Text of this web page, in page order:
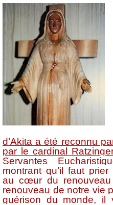
d’Akita a été reconnu
par le cardinal
Servantes
montrant qu’il faut
au cœur du
renouveau de notre vie
guérison du monde, il